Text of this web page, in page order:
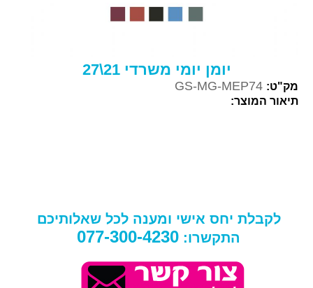
יומן יומי משרדי 21\27
מק"ט: GS-MG-MEP74
תיאור המוצר:
לקבלת יחס אישי ומענה לכל שאלותיכם
התקשרו: 077-300-4230